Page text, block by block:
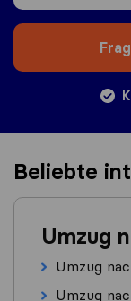
Beliebte
Umzug
Umzug
Umzug